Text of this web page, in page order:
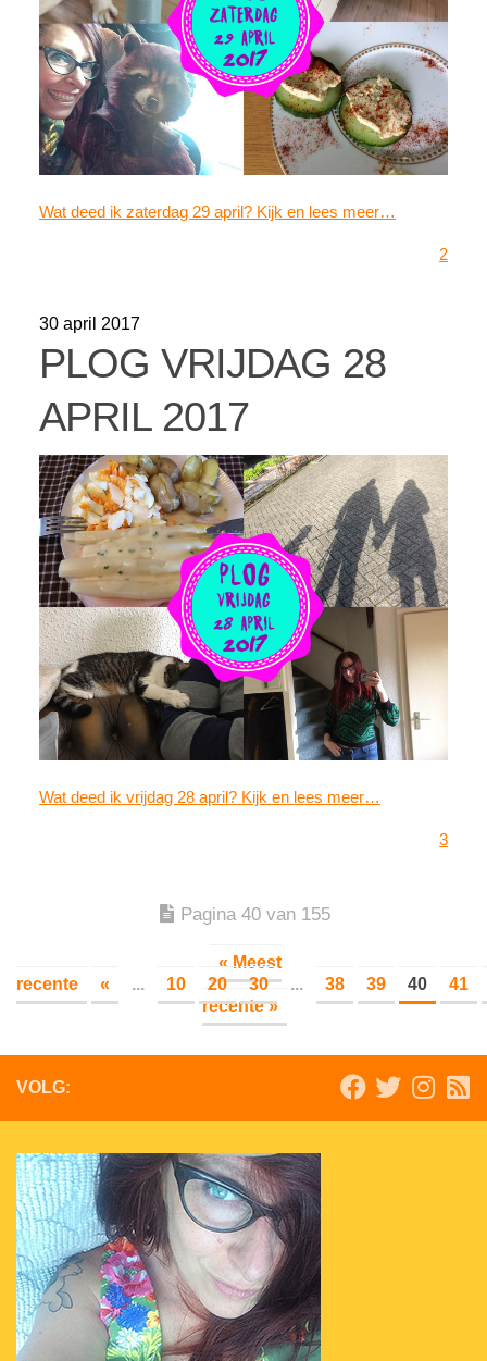
Wat deed ik zaterdag 29 april? Kijk en lees meer…
2
30 april 2017
PLOG VRIJDAG 28
APRIL 2017
Wat deed ik vrijdag 28 april? Kijk en lees meer…
3
Pagina 40 van 155
« Meest
recente
« ... 10 20 30 ... 38 39 40
41
recente »
VOLG: